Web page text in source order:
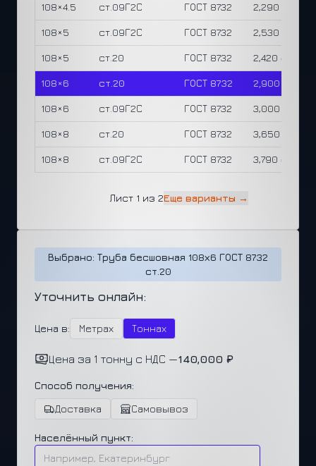
108×4.5 ст.09Г2С ГОСТ 8732 2,290 ₽
108×5 ст.09Г2С ГОСТ 8732 2,530 ₽
108×5 ст.20 ГОСТ 8732 2,420 ₽
108×6 ст.20 ГОСТ 8732 2,900 ₽
108×6 ст.09Г2С ГОСТ 8732 3,000 ₽
108×8 ст.20 ГОСТ 8732 3,650 ₽
108×8 ст.09Г2С ГОСТ 8732 3,790 ₽
Лист 1 из 2Еще варианты →
Выбрано: Труба бесшовная 108х6 ГОСТ 8732
ст.20
Уточнить онлайн:
Цена в: Метрах Тоннах
Цена за 1 тонну с НДС —140,000 ₽
Способ получения:
Доставка
Самовывоз
Населённый пункт: